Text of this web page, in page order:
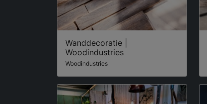
Wanddecoratie |
Woodindustries
Woodindustries